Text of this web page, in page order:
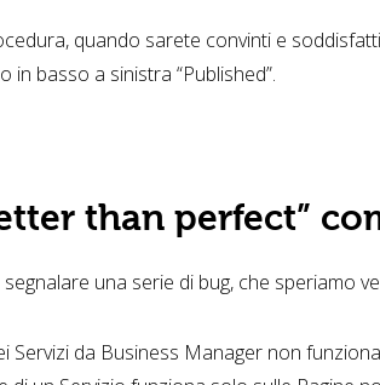
quando sarete convinti e
in basso a sinistra “Published”.
than perfect”
una serie di bug, che speriamo
Servizi da Business Manager non funziona